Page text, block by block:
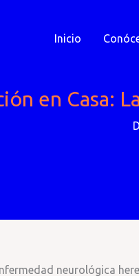
Inicio
en Casa:
neurológica